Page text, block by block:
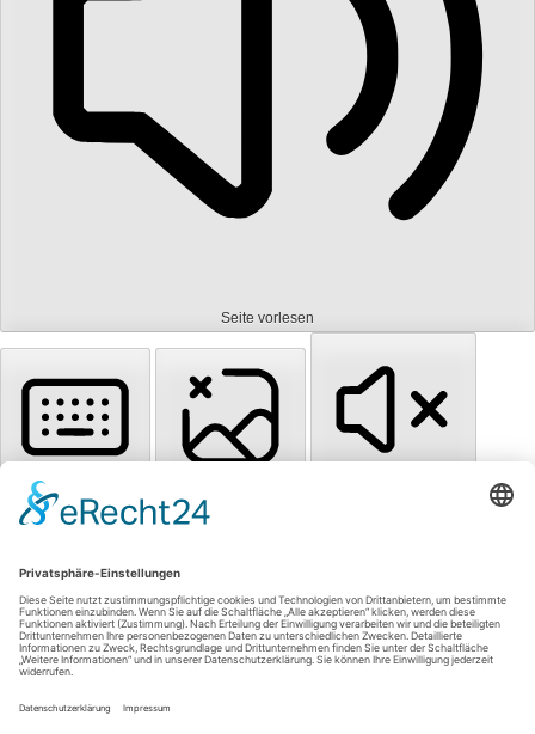
Seite vorlesen
Tastaturnavigation
Titel hervorheben Inhalt hervorheben Animationen stoppen
Einstellungen zurücksetzen